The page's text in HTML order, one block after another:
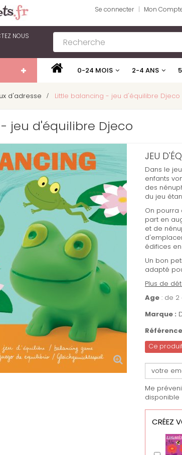
Se connecter Mon
NOUS
0-24 MOIS 2-4 ANS
d'adresse > Little balancing - jeu d'équilibre Djeco
jeu d'équilibre Djeco
JEU
Dans le
enfants
des
du jeu
On pourra
part en
et de
édifices
Un bon
adapté
Plus de
Age : de 2
Marque :
Ce
Me
disponible
CRÉEZ